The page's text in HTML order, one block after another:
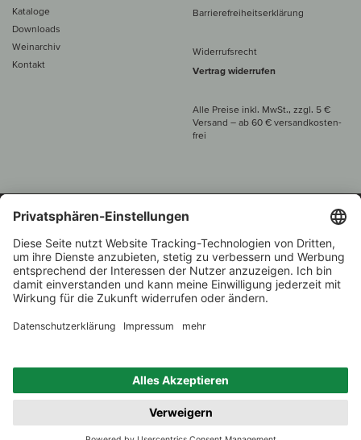
Kataloge
Downloads
Weinarchiv
Kontakt
Barrierefreiheitserklärung
Widerrufsrecht
Vertrag widerrufen
Alle Preise inkl. MwSt., zzgl. 5 €
Versand – ab 60 € versand­kosten­
frei
Beratung unter
+49 421 696 797-0
1.000 Winzer –
Über 7.000 Weine
Weinhändler
des Jahres 2022